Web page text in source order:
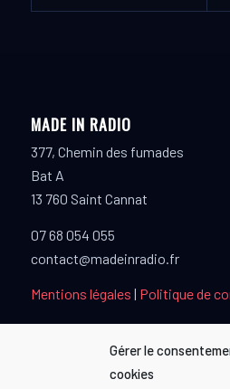
Gérer le
cookies
MADE IN RADIO
377, Chemin des fumades
Bat A
13 760 Saint Cannat
07 68 054 055
contact@madeinradio.fr
Mentions légales | Politique de